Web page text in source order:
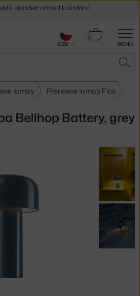
MENU
0
Košík
lampy Přenosné lampy Flos
Bellhop Battery, grey
na vrácení zboží
CZK